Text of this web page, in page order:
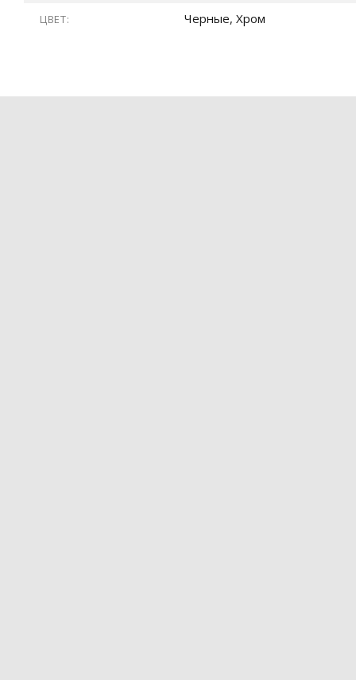
ЦВЕТ: Черные, Хром